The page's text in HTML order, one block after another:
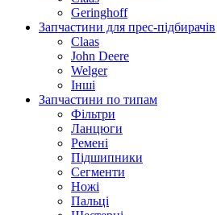
Geringhoff
Запчастини для прес-підбирачів
Claas
John Deere
Welger
Інші
Запчастини по типам
Фільтри
Ланцюги
Ремені
Підшипники
Сегменти
Ножі
Пальці